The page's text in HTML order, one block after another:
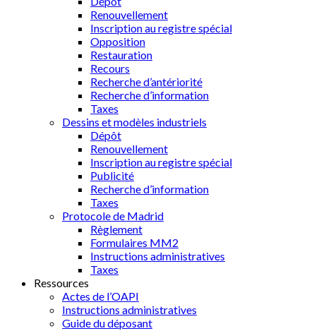
Renouvellement
Inscription au registre spécial
Opposition
Restauration
Recours
Recherche d’antériorité
Recherche d’information
Taxes
Dessins et modèles industriels
Dépôt
Renouvellement
Inscription au registre spécial
Publicité
Recherche d’information
Taxes
Protocole de Madrid
Règlement
Formulaires MM2
Instructions administratives
Taxes
Ressources
Actes de l’OAPI
Instructions administratives
Guide du déposant